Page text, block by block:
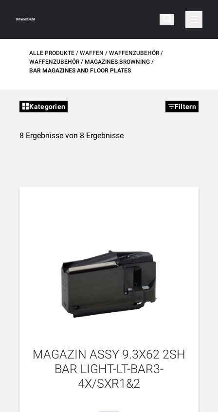
ALLE PRODUKTE WAFFEN
WAFFENZUBEHÖR
WAFFENZUBEHÖR
MAGAZINES BROWNING
BAR MAGAZINES AND FLOOR PLATES
Kategorien Filtern
8 Ergebnisse von 8 Ergebnisse
MAGAZIN ASSY 9.3X62 2SH
BAR LIGHT-LT-BAR3-
4X/SXR1&2